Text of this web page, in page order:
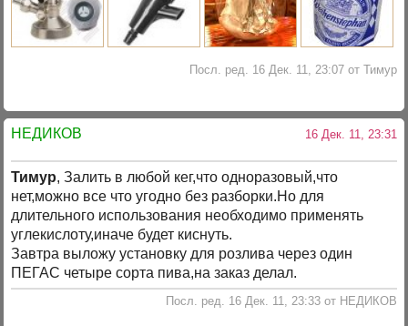
Посл. ред. 16 Дек. 11, 23:07 от Тимур
НЕДИКОВ 16 Дек. 11, 23:31
Тимур, Залить в любой кег,что одноразовый,что
нет,можно все что угодно без разборки.Но для
длительного использования необходимо применять
углекислоту,иначе будет киснуть.
Завтра выложу установку для розлива через один
ПЕГАС четыре сорта пива,на заказ делал.
Посл. ред. 16 Дек. 11, 23:33 от НЕДИКОВ